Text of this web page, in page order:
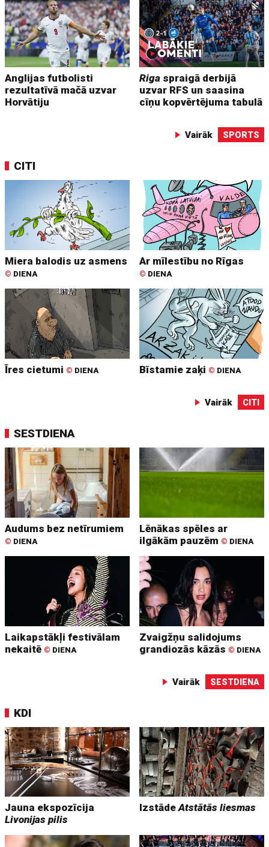
Anglijas futbolisti
rezultatīvā mačā uzvar
Horvātiju
Riga spraigā derbijā
uzvar RFS un saasina
cīņu kopvērtējuma tabulā
Vairāk SPORTS
CITI
Miera balodis uz asmens
© DIENA
Ar mīlestību no Rīgas
© DIENA
Īres cietumi © DIENA Bīstamie zaķi © DIENA
Vairāk CITI
SESTDIENA
Audums bez netīrumiem
© DIENA
Lēnākas spēles ar
ilgākām pauzēm © DIENA
Laikapstākļi festivālam
nekaitē © DIENA
Zvaigžņu salidojums
grandiozās kāzās © DIENA
Vairāk SESTDIENA
KDI
Jauna ekspozīcija
Livonijas pilis
IzstādeAtstātās liesmas